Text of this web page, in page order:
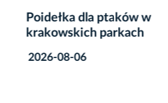
Co zrobić z